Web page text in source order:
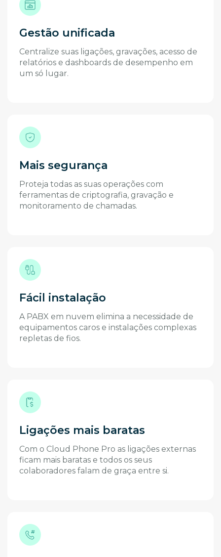
Gestão unificada
Centralize suas ligações, gravações, acesso de
relatórios e dashboards de desempenho em
um só lugar.
Mais segurança
Proteja todas as suas operações com
ferramentas de criptografia, gravação e
monitoramento de chamadas.
Fácil instalação
A PABX em nuvem elimina a necessidade de
equipamentos caros e instalações complexas
repletas de fios.
Ligações mais baratas
Com o Cloud Phone Pro as ligações externas
ficam mais baratas e todos os seus
colaboradores falam de graça entre si.